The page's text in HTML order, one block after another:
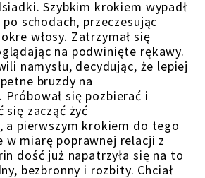
Szybkim krokiem wypadł
schodach, przeczesując
włosy. Zatrzymał się
na podwinięte rękawy.
namysłu, decydując, że lepiej
bruzdy na
się pozbierać i
się zacząć żyć
a pierwszym krokiem do tego
w miarę poprawnej relacji z
dość już napatrzyła się na to
bezbronny i rozbity. Chciał